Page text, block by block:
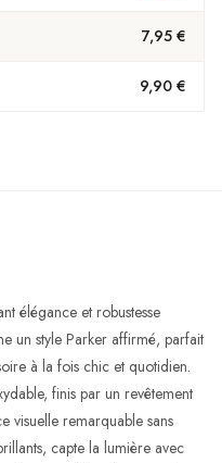
7,95 €
9,90 €
élégance et robustesse
un style Parker affirmé, parfait
à la fois chic et quotidien.
finis par un revêtement
visuelle remarquable sans
capte la lumière avec